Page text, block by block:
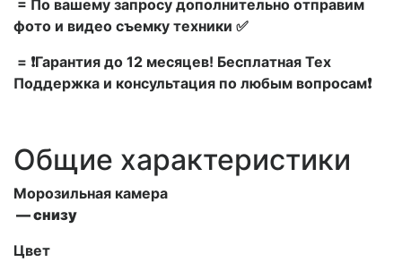
= По вашему запросу дополнительно отправим
фото и видео съемку техники ✅
= ❗Гарантия до 12 месяцев! Бесплатная Тех
Поддержка и консультация по любым вопросам❗
Общие характеристики
Морозильная камера
— снизу
Цвет